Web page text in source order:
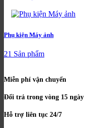
Phụ kiện Máy ảnh
21 Sản phẩm
Miễn phí vận chuyển
Đổi trả trong vòng 15 ngày
Hỗ trợ liên tục 24/7